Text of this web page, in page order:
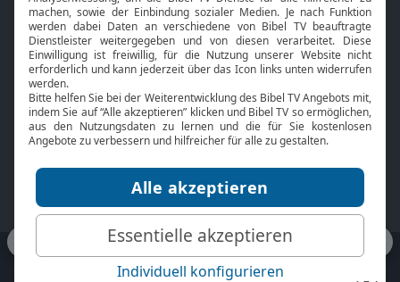
Bibel TV
Über uns
Jobs
Mediadaten
Service
Kontakt
TV-Empfang
bibeltv.de: Impressum
Datenschutz
Nutzungsbedingungen
Fakten Bibel TV App